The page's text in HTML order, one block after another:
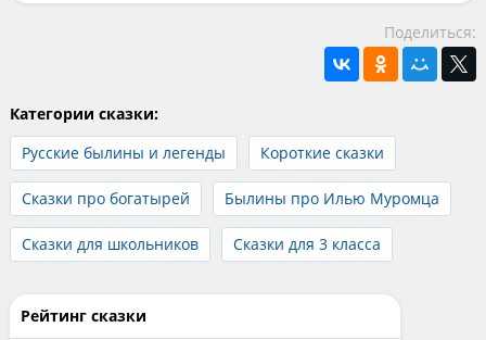
Поделиться:
Категории сказки:
Русские былины и легенды
Короткие сказки
Сказки про богатырей Былины про Илью Муромца
Сказки для школьников Сказки для 3 класса
Рейтинг сказки